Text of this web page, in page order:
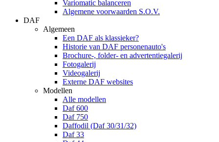
Variomatic balanceren
Algemene voorwaarden S.O.V.
DAF
Algemeen
Een DAF als klassieker?
Historie van DAF personenauto's
Brochure-, folder- en advertentiegalerij
Fotogalerij
Videogalerij
Externe DAF websites
Modellen
Alle modellen
Daf 600
Daf 750
Daffodil (Daf 30/31/32)
Daf 33